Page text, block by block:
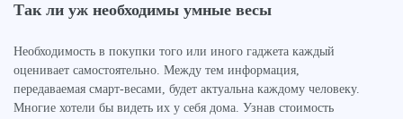
Так ли уж необходимы умные весы
Необходимость в покупки того или иного гаджета каждый
оценивает самостоятельно. Между тем информация,
передаваемая смарт-весами, будет актуальна каждому человеку.
Многие хотели бы видеть их у себя дома. Узнав стоимость